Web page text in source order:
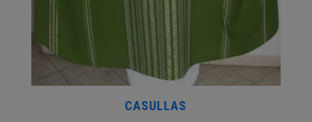
CASULLAS